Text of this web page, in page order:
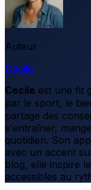
Auteur
Cecile
Cecile est une fit
par le sport, le
partage des
s'entraîner,
quotidien. Son
avec un accent
blog, elle inspire
accessibles au